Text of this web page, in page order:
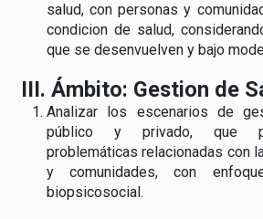
salud, con personas y
condicion de salud,
que se desenvuelven y bajo
III. Ámbito: Gestion de
Analizar los escenarios de
público y privado, que
problemáticas relacionadas con
y comunidades, con
biopsicosocial.